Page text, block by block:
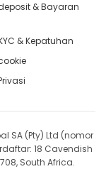
-24.9
& Bayaran
& Kepatuhan
SA (Pty) Ltd (nomor
18 Cavendish
South Africa.